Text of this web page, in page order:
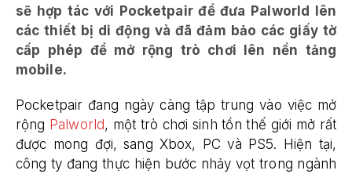
sẽ hợp tác với Pocketpair để đưa Palworld lên
các thiết bị di động và đã đảm bảo các giấy tờ
cấp phép để mở rộng trò chơi lên nền tảng
mobile.
Pocketpair đang ngày càng tập trung vào việc mở
rộng Palworld, một trò chơi sinh tồn thế giới mở rất
được mong đợi, sang Xbox, PC và PS5. Hiện tại,
công ty đang thực hiện bước nhảy vọt trong ngành